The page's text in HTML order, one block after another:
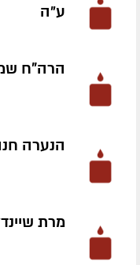
ע״ה
הרה"ח
הנערה
מרת